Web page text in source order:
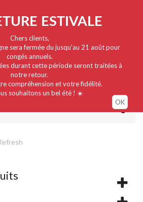
ESTIVALE
Chers clients,
sera fermée du jusqu'au 21 août pour
congés annuels.
durant cette période seront traitées à
notre retour.
compréhension et votre fidélité.
souhaitons un bel été ! ☀️
OK